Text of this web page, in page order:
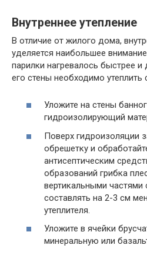
Внутреннее утепление
В отличие от жилого дома,
уделяется наибольшее
парилки нагревалось быстрее
его стены необходимо
Уложите на стены
гидроизолирующий
Поверх гидроизоляции
обрешетку и
антисептическим
образований грибка
вертикальными
составлять на 2-3 см
утеплителя.
Уложите в ячейки
минеральную или